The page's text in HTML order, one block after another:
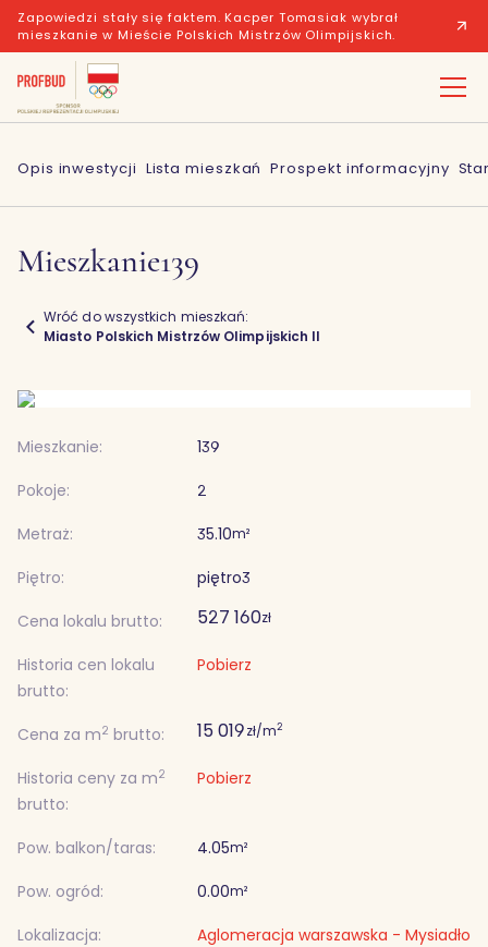
Zapowiedzi stały się faktem. Kacper Tomasiak wybrał
mieszkanie w Mieście Polskich Mistrzów Olimpijskich.
Opis inwestycji Lista mieszkań Prospekt informacyjny
Mieszkanie139
Wróć do wszystkich mieszkań:
Miasto Polskich Mistrzów Olimpijskich II
Mieszkanie:
139
Pokoje:
2
Metraż:
35.10m²
Piętro: piętro3
Cena lokalu brutto:
527 160zł
Historia cen lokalu
brutto:
Pobierz
Cena za m2 brutto: 15 019zł/m2
Historia ceny za m2
brutto:
Pobierz
Pow. balkon/taras: 4.05m²
Pow. ogród: 0.00m²
Lokalizacja:
Aglomeracja warszawska - Mysiadło